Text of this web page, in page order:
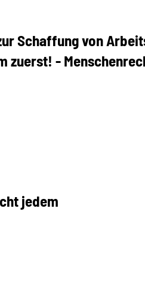
Schaffung von
zuerst! -
jedem